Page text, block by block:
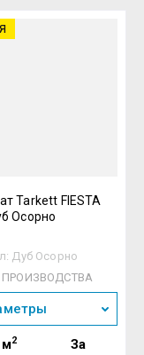
Tarkett FIESTA
Осорно
Дуб Осорно
ПРОИЗВОДСТВА
м2
За